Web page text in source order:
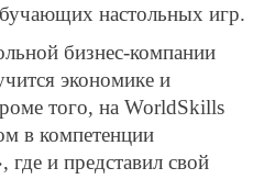
настольных игр.
бизнес-компании
экономике и
того, на WorldSkills
в компетенции
где и представил свой